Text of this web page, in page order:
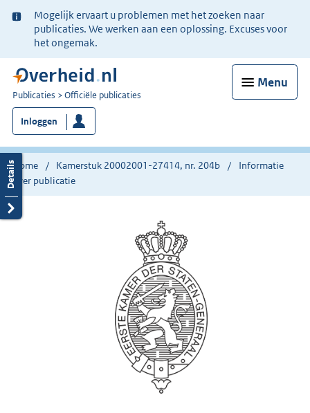
Ter
informatie:
Mogelijk ervaart u problemen met het zoeken naar
publicaties. We werken aan een oplossing. Excuses voor
het ongemak.
Menu
U
bent
nu
hier:
Publicaties Officiële publicaties
Inloggen
Home Kamerstuk 20002001-27414, nr. 204b
Informatie
over publicatie